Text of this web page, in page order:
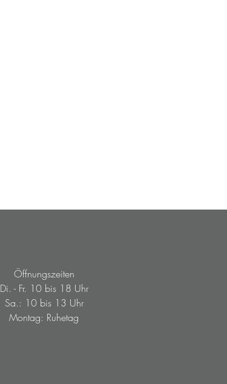
Öffnungszeiten
Di. - Fr. 10 bis 18 Uhr
Sa.: 10 bis 13 Uhr
Montag: Ruhetag